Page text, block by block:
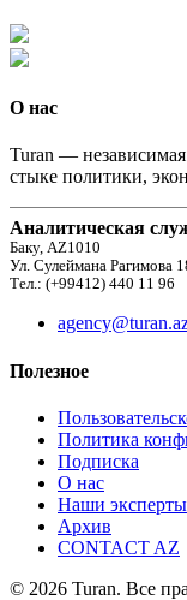
О нас
Turan —
стыке политики,
Аналитическая
Баку, AZ1010
Ул. Сулеймана Рагимова
Тел.: (+99412) 440 11 96
Полезное
Политика
Подписка
О нас
Наши эксперты
Архив
CONTACT AZ
© 2026 Turan. Все